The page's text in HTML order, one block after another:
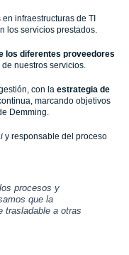
en infraestructuras de TI
los servicios prestados.
los diferentes proveedores
nuestros servicios.
con la estrategia de
marcando objetivos
Demming.
y responsable del proceso
procesos y
que la
trasladable a otras